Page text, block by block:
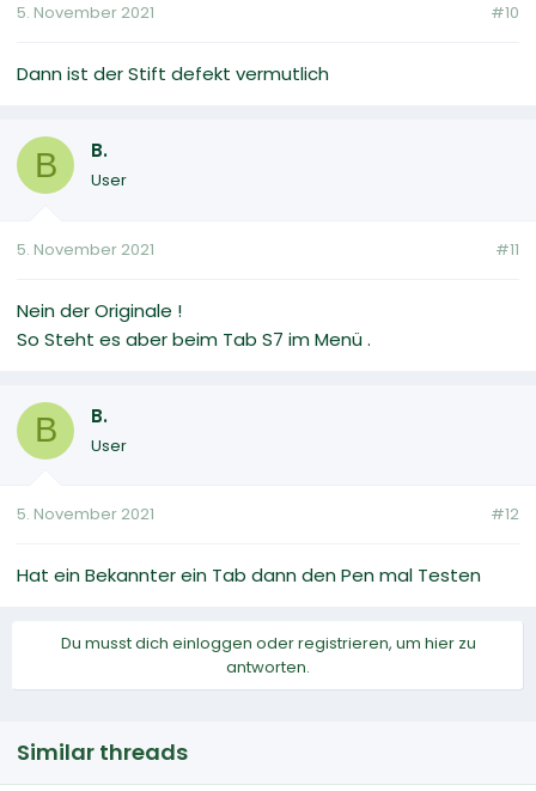
5. November 2021 #10
Dann ist der Stift defekt vermutlich
B B.
User
5. November 2021 #11
Nein der Originale !
So Steht es aber beim Tab S7 im Menü .
B B.
User
5. November 2021 #12
Hat ein Bekannter ein Tab dann den Pen mal Testen
Du musst dich einloggen oder registrieren, um hier zu
antworten.
Similar threads